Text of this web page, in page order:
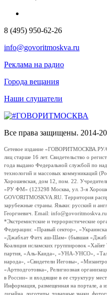
8 (495) 950-62-26
info@govoritmoskva.ru
Реклама на радио
Города вещания
Наши слушатели
Все права защищены. 2014-
Сетевое издание «ГОВОРИТМОСКВА.РУ/
лиц старше 16 лет. Свидетельство о
года выдано Федеральной службой по
технологий и массовых коммуникаций
Хорошевская, дом 12, пом. 22.
«РУ ФМ» (123298 Москва, ул. 3-я
GOVORITMOSKVA.RU. Территория
зарубежные страны. Языки: русский и
Георгиевич. Email:
*Экстремистские и террористические
Федерации: «Правый сектор»,
«Джабхат Фатх аш-Шам» (бывшая
Коалиция исламских группировок
партия, «Аль-Каида», «УНА-УНСО»,
народа», «Свидетели Иеговы»,
«Артподготовка», Религиозная
в России» и входящие в ее структуру
Информация, размещенная на портале, а
дизайна, логотипы, товарные знаки,